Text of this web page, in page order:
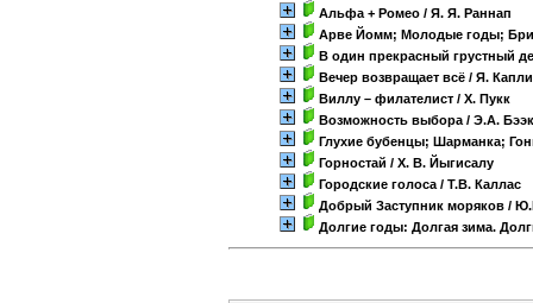
Альфа + Ромео / Я. Я. Раннап
Арве Йомм; Молодые годы;
В один прекрасный грустный
Вечер возвращает всё / Я.
Виллу – филателист / Х. Пукк
Возможность выбора / Э.А.
Глухие бубенцы; Шарманка;
Горностай / Х. В. Йыгисалу
Городские голоса / Т.В. Каллас
Добрый Заступник моряков /
Долгие годы: Долгая зима.